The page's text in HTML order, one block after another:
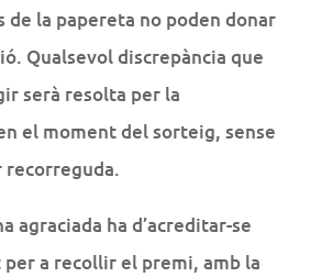
de la papereta no poden donar
Qualsevol discrepància que
serà resolta per la
el moment del sorteig, sense
recorreguda.
agraciada ha d’acreditar-se
a recollir el premi, amb la